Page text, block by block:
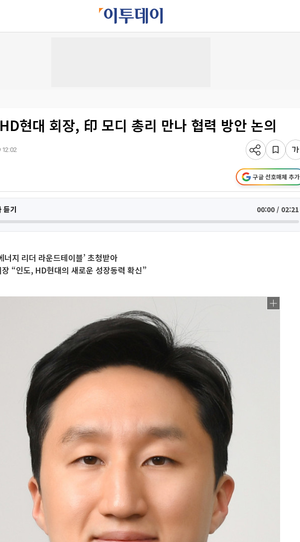
현대 회장, 印 모디 총리 만나 협력 방안 논의
12:02
구글 선호매체 추가
듣기 00:00 / 02:21
너지 리더 라운드테이블’ 초청받아
“인도, HD현대의 새로운 성장동력 확신”